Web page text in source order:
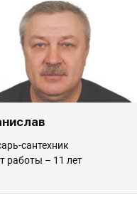
сантехник
работы – 11 лет